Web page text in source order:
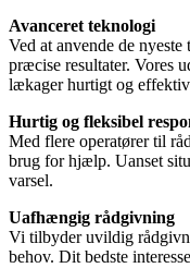
Avanceret teknologi
Ved at anvende de
præcise resultater. Vores
lækager hurtigt og
Hurtig og fleksibel
Med flere operatører til
brug for hjælp. Uanset
varsel.
Uafhængig rådgivning
Vi tilbyder uvildig
behov. Dit bedste